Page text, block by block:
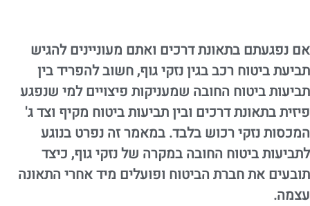
אם נפגעתם בתאונת דרכים ואתם מעוניינים להגיש
תביעת ביטוח רכב בגין נזקי גוף, חשוב להפריד בין
תביעות ביטוח החובה שמעניקות פיצויים למי שנפגע
פיזית בתאונת דרכים ובין תביעות ביטוח מקיף וצד ג'
המכסות נזקי רכוש בלבד. במאמר זה נפרט בנוגע
לתביעות ביטוח החובה במקרה של נזקי גוף, כיצד
תובעים את חברת הביטוח ופועלים מיד אחרי התאונה
עצמה.